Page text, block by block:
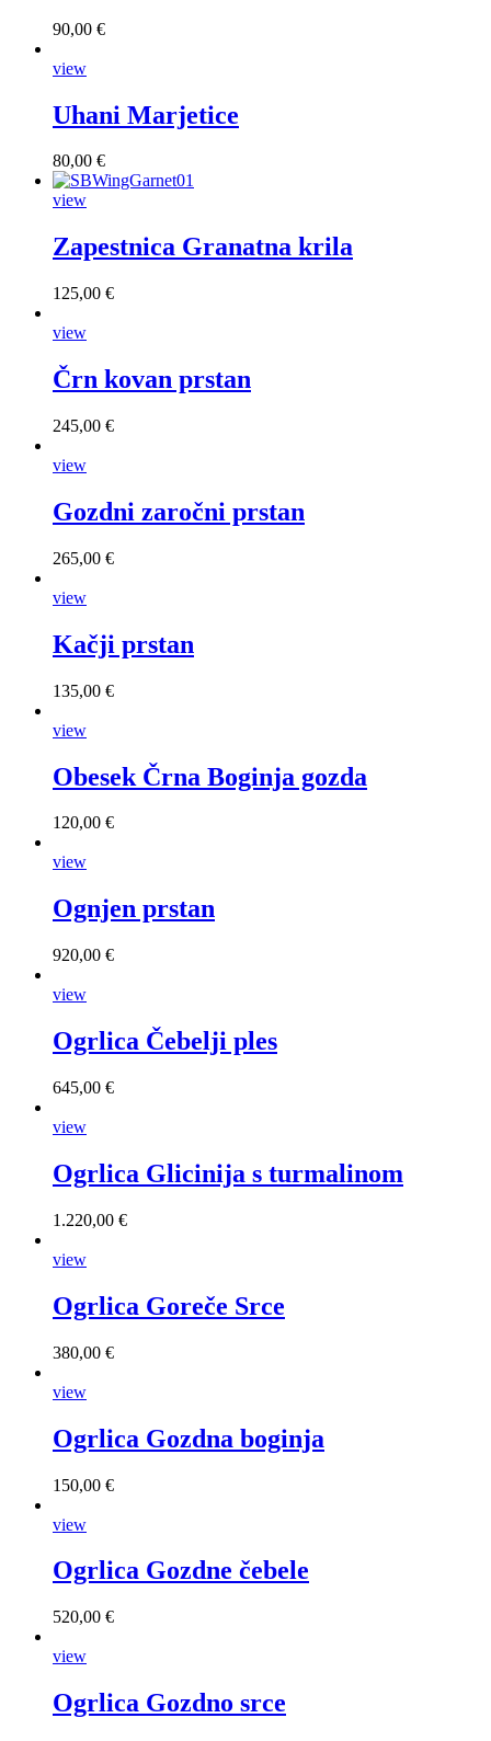
90,00 €
view
Uhani Marjetice
80,00 €
view
Zapestnica Granatna krila
125,00 €
view
Črn kovan prstan
245,00 €
view
Gozdni zaročni prstan
265,00 €
view
Kačji prstan
135,00 €
view
Obesek Črna Boginja gozda
120,00 €
view
Ognjen prstan
920,00 €
view
Ogrlica Čebelji ples
645,00 €
view
Ogrlica Glicinija s turmalinom
1.220,00 €
view
Ogrlica Goreče Srce
380,00 €
view
Ogrlica Gozdna boginja
150,00 €
view
Ogrlica Gozdne čebele
520,00 €
view
Ogrlica Gozdno srce